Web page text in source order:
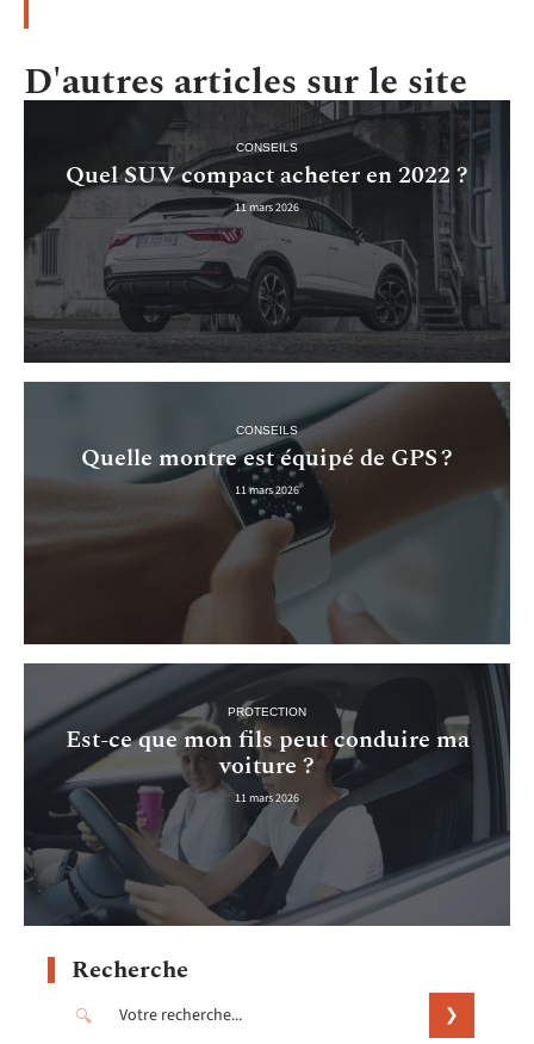
D'autres articles sur le site
CONSEILS
Quel SUV compact acheter en 2022 ?
11 mars 2026
CONSEILS
Quelle montre est équipé de GPS ?
11 mars 2026
PROTECTION
Est-ce que mon fils peut conduire ma
voiture ?
11 mars 2026
Recherche